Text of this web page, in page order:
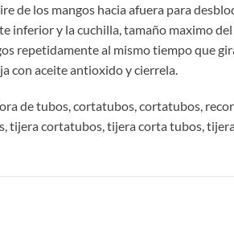
de los mangos hacia afuera para
inferior y la cuchilla, tamaño maximo
repetidamente al mismo tiempo que
con aceite antioxido y cierrela.
de tubos, cortatubos, cortatubos,
tijera cortatubos, tijera corta tubos,